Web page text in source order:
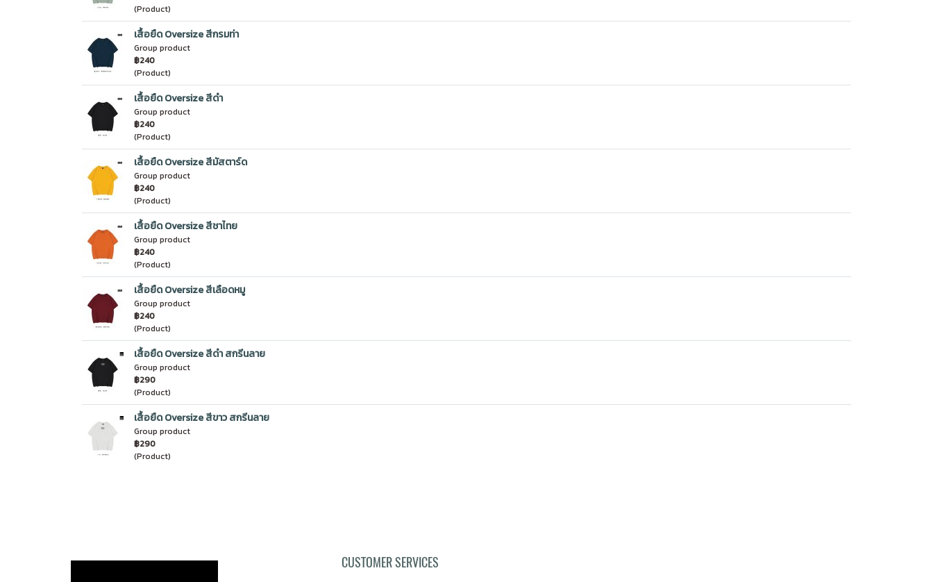
(Product)
เสื้อยืด Oversize สีกรมท่า
Group product
฿240
(Product)
เสื้อยืด Oversize สีดำ
Group product
฿240
(Product)
เสื้อยืด Oversize สีมัสตาร์ด
Group product
฿240
(Product)
เสื้อยืด Oversize สีชาไทย
Group product
฿240
(Product)
เสื้อยืด Oversize สีเลือดหมู
Group product
฿240
(Product)
เสื้อยืด Oversize สีดำ สกรีนลาย
Group product
฿290
(Product)
เสื้อยืด Oversize สีขาว สกรีนลาย
Group product
฿290
(Product)
CUSTOMER SERVICES